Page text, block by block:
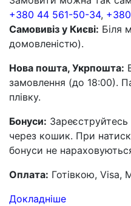
+380 44 561-50-34,
Самовивіз у Києві: Біля
домовленістю).
Нова пошта, Укрпошта:
замовлення (до 18:00).
плівку.
Бонуси:
через кошик. При
бонуси не
Оплата: Готівкою, Visa,
Докладніше